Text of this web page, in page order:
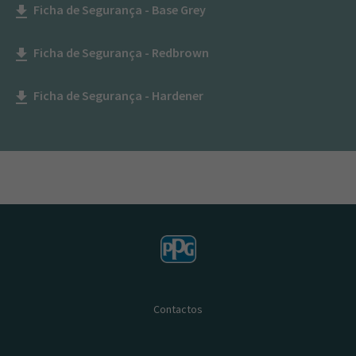
get_app Ficha de Segurança - Base Grey
get_app Ficha de Segurança - Redbrown
get_app Ficha de Segurança - Hardener
Contactos